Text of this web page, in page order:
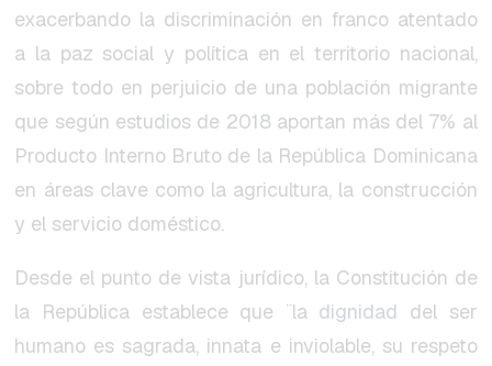
exacerbando la discriminación en franco atentado
a la paz social y política en el territorio nacional,
sobre todo en perjuicio de una población migrante
que según estudios de 2018 aportan más del 7% al
Producto Interno Bruto de la República Dominicana
en áreas clave como la agricultura, la construcción
y el servicio doméstico.
Desde el punto de vista jurídico, la Constitución de
la República establece que ¨la dignidad del ser
humano es sagrada, innata e inviolable, su respeto